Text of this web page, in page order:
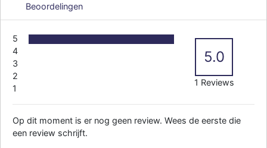
Beoordelingen
5
4
3
2
1
5.0
1 Reviews
Op dit moment is er nog geen review. Wees de eerste die
een review schrijft.